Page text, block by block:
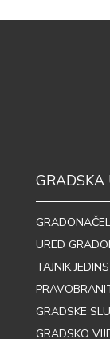
GRADSKA
URED
TAJNIK
GRADSKE
GRADSKO